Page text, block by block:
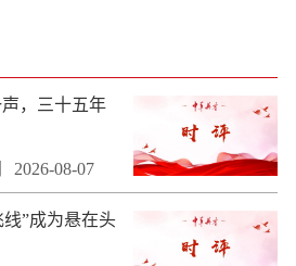
，三十五年
2026-08-07
”成为悬在头